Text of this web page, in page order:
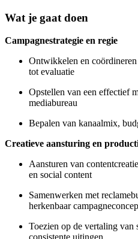
Wat je gaat doen
Campagnestrategie en regie
Ontwikkelen en
tot evaluatie
Opstellen van een effectief
mediabureau
Bepalen van kanaalmix,
Creatieve aansturing en
Aansturen van
en social content
Samenwerken met
herkenbaar
Toezien op de vertaling van